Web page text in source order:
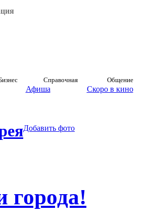
Справочная Общение
Афиша Скоро в кино
Добавить фото
города!